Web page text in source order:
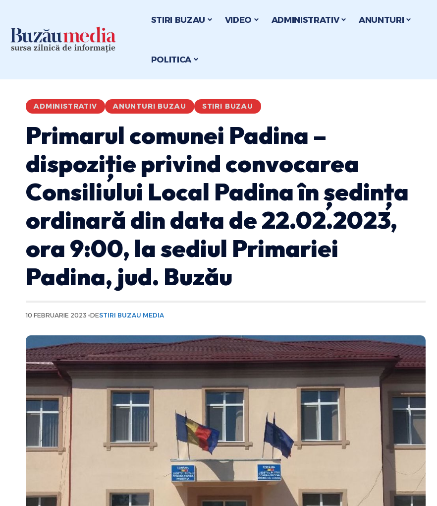
STIRI BUZAU VIDEO ADMINISTRATIV ANUNTURI
POLITICA
ADMINISTRATIV ANUNTURI BUZAU STIRI BUZAU
Primarul comunei Padina –
dispoziție privind convocarea
Consiliului Local Padina în ședința
ordinară din data de 22.02.2023,
ora 9:00, la sediul Primariei
Padina, jud. Buzău
10 FEBRUARIE 2023 DESTIRI BUZAU MEDIA